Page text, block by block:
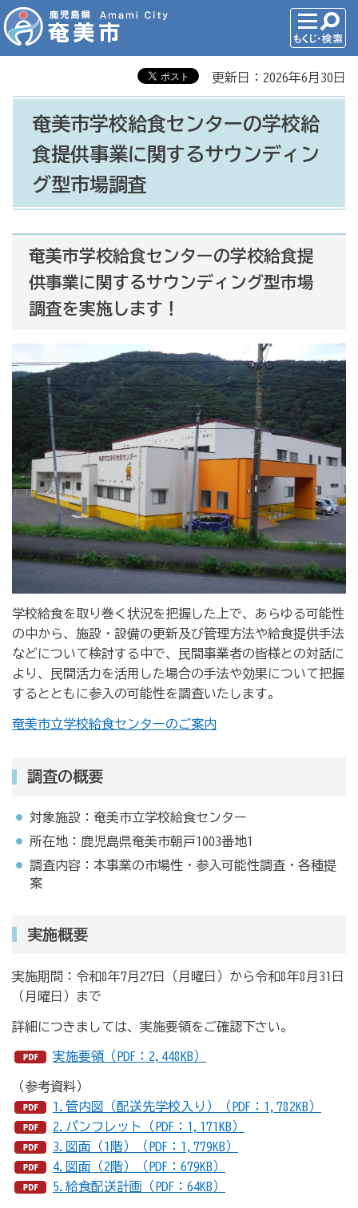
更新日：2026年6月30日
奄美市学校給食センターの学校給
食提供事業に関するサウンディン
グ型市場調査
奄美市学校給食センターの学校給食提
供事業に関するサウンディング型市場
調査を実施します！
学校給食を取り巻く状況を把握した上で、あらゆる可能性
の中から、施設・設備の更新及び管理方法や給食提供手法
などについて検討する中で、民間事業者の皆様との対話に
より、民間活力を活用した場合の手法や効果について把握
するとともに参入の可能性を調査いたします。
奄美市立学校給食センターのご案内
調査の概要
対象施設：奄美市立学校給食センター
所在地：鹿児島県奄美市朝戸1003番地1
調査内容：本事業の市場性・参入可能性調査・各種提
案
実施概要
実施期間：令和8年7月27日（月曜日）から令和8年8月31日
（月曜日）まで
詳細につきましては、実施要領をご確認下さい。
実施要領（PDF：2,448KB）
（参考資料）
1.管内図（配送先学校入り）（PDF：1,782KB）
2.パンフレット（PDF：1,171KB）
3.図面（1階）（PDF：1,779KB）
4.図面（2階）（PDF：679KB）
5.給食配送計画（PDF：64KB）